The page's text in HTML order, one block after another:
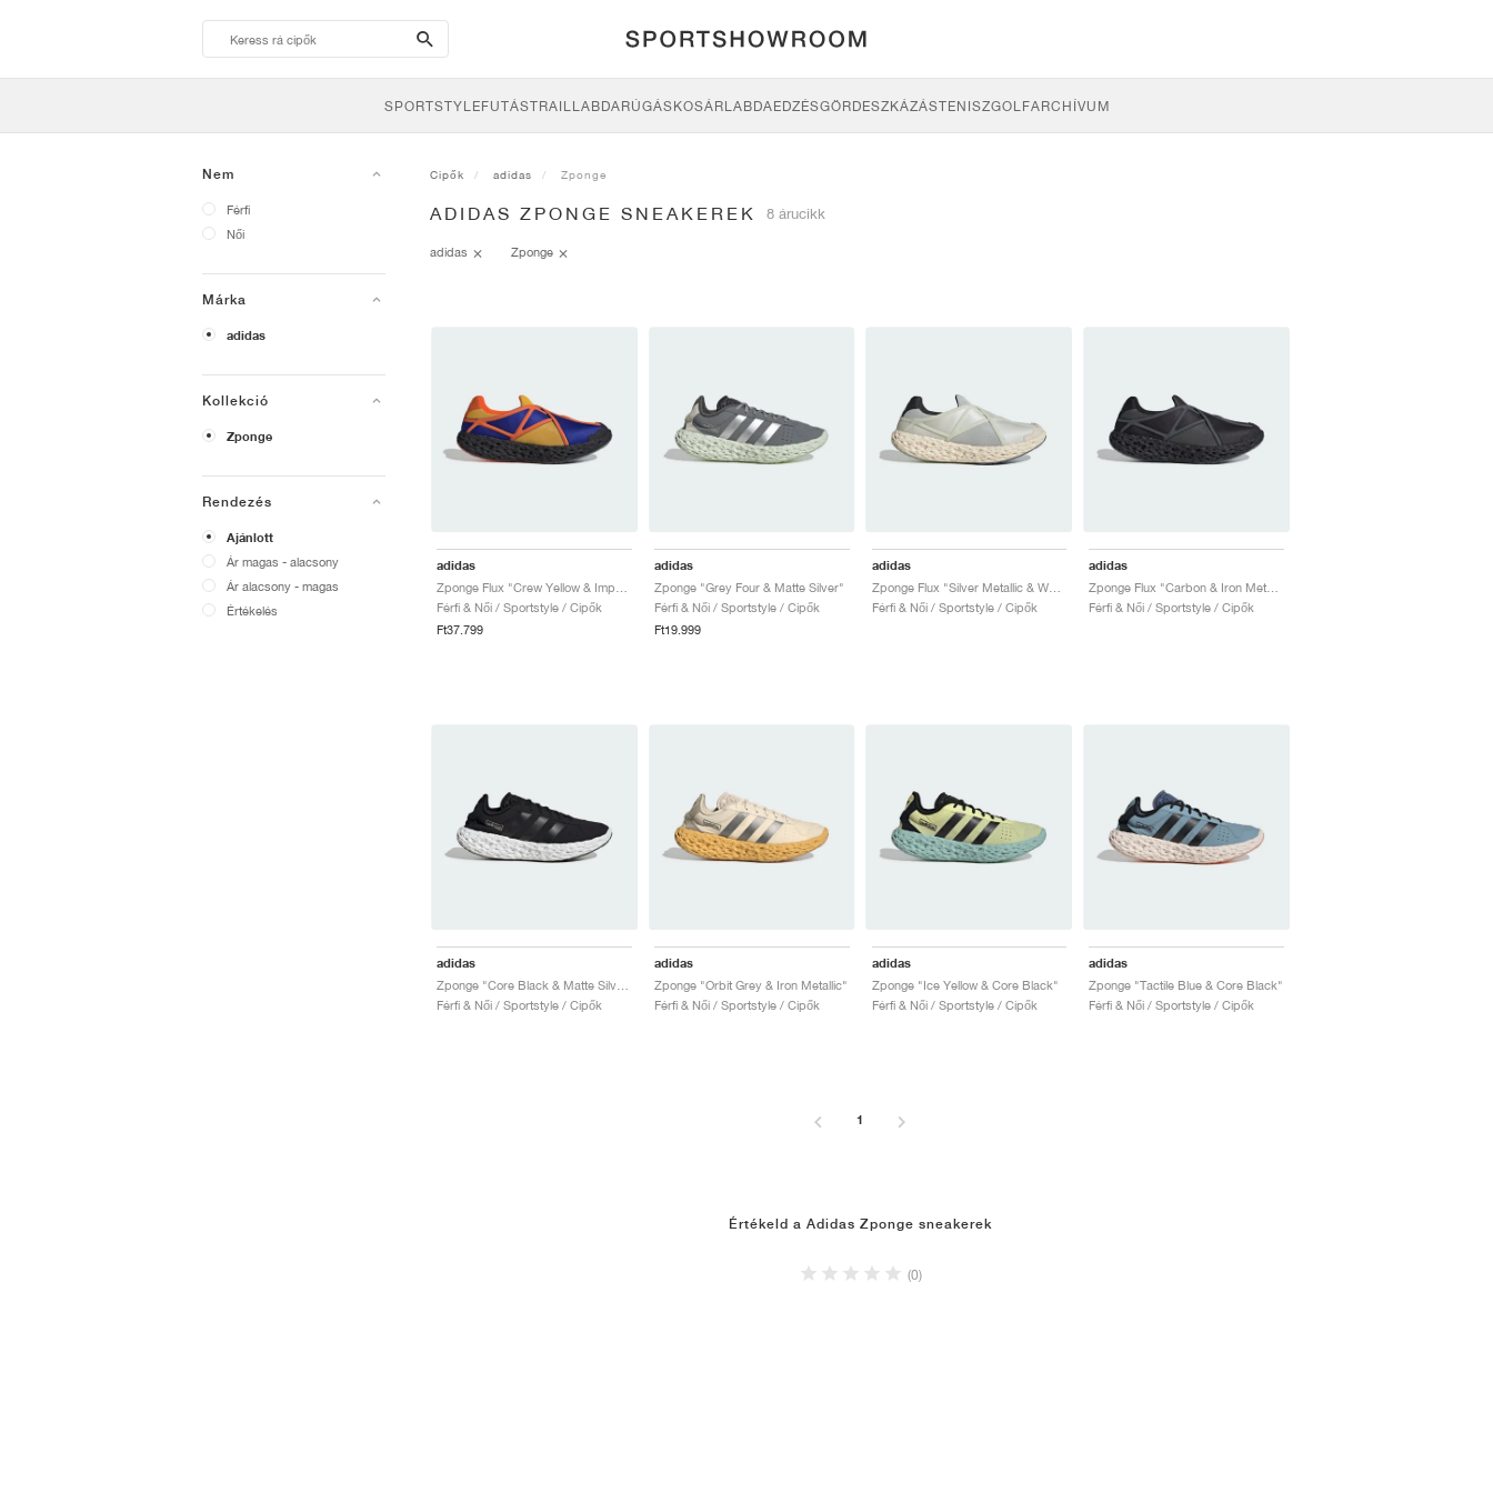
search-
btn
SPORTSTYLEFUTÁSTRAILLABDARÚGÁSKOSÁRLABDAEDZÉSGÖRDESZKÁZÁSTENISZGOLFARCHÍVUM
Nem
Férfi
Női
Márka
adidas
Kollekció
Zponge
Rendezés
Ajánlott
Ár magas - alacsony
Ár alacsony - magas
Értékelés
Cipők adidas Zponge
ADIDAS ZPONGE SNEAKEREK 8 árucikk
adidas Zponge
adidas
Férfi & Női / Sportstyle / Cipők
Ft37.799
adidas
Zponge "Grey Four & Matte Silver"
Férfi & Női / Sportstyle / Cipők
Ft19.999
adidas
Zponge Flux "Silver Metallic & Wonder White"
Férfi & Női / Sportstyle / Cipők
adidas
Férfi & Női / Sportstyle / Cipők
adidas
Férfi & Női / Sportstyle / Cipők
adidas
Zponge "Orbit Grey & Iron Metallic"
Férfi & Női / Sportstyle / Cipők
adidas
Zponge "Ice Yellow & Core Black"
Férfi & Női / Sportstyle / Cipők
adidas
Zponge "Tactile Blue & Core Black"
Férfi & Női / Sportstyle / Cipők
1
Értékeld a Adidas Zponge sneakerek
(0)